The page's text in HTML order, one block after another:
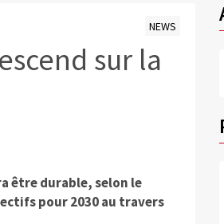
NEWS
sur la
être durable, selon le
pour 2030 au travers